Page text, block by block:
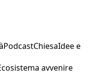
PodcastChiesaIdee e
avvenire